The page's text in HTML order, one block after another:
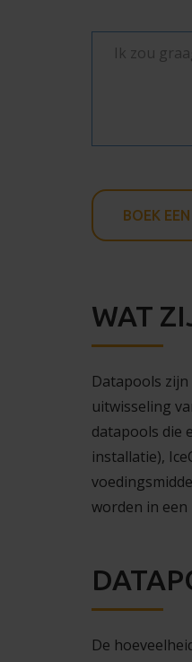
BOEK
WAT
Datapools
uitwisseling
datapools die
installatie),
worden in een
De